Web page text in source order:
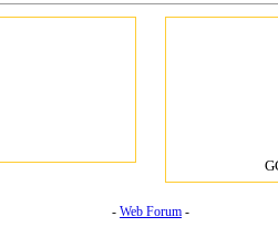
- Web Forum -